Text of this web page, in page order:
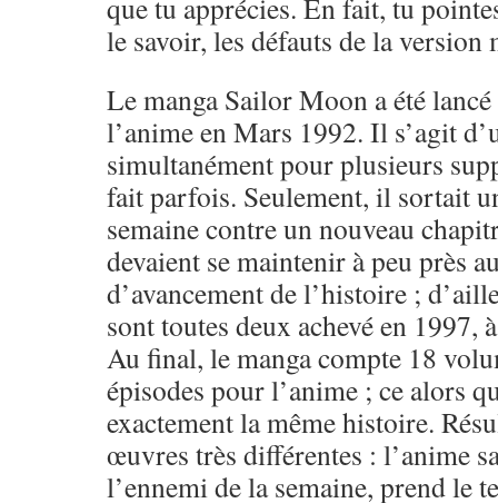
que tu apprécies. En fait, tu
le savoir, les défauts de la
Le manga Sailor Moon a été
l’anime en Mars 1992. Il s’agit
simultanément pour plusieurs
fait parfois. Seulement, il sortait
semaine contre un nouveau
devaient se maintenir à peu près
d’avancement de l’histoire ;
sont toutes deux achevé en 1997,
Au final, le manga compte 18
épisodes pour l’anime ; ce alors
exactement la même histoire.
œuvres très différentes : l’anime
l’ennemi de la semaine, prend le